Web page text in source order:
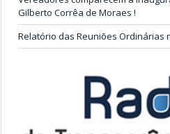
Gilberto Corrêa de Moraes !
Relatório das Reuniões Ordinárias